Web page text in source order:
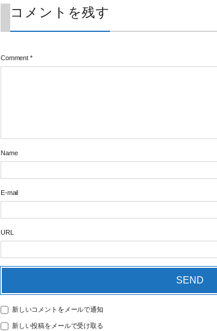
コメントを残す
Comment *
Name
E-mail
URL
新しいコメントをメールで通知
新しい投稿をメールで受け取る